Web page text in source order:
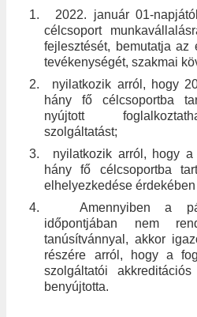
1.
2022. január 01-
célcsoport
fejlesztését, bemutatja az
tevékenységét, szakmai
2.
nyilatkozik arról, hogy
hány fő célcsoportba
nyújtott
szolgáltatást;
3.
nyilatkozik arról, hogy
hány fő célcsoportba
elhelyezkedése
4.
Amennyiben a
időpontjában nem
tanúsítvánnyal, akkor
részére arról, hogy a
szolgáltatói
benyújtotta.